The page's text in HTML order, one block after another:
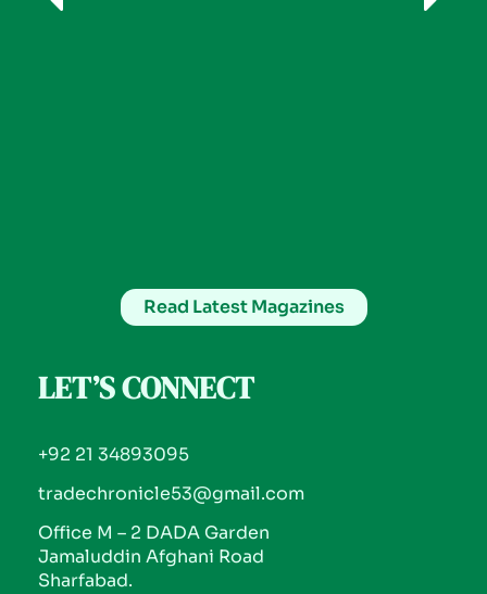
Read Latest Magazines
LET’S CONNECT
+92 21 34893095
tradechronicle53@gmail.com
Office M – 2 DADA Garden
Jamaluddin Afghani Road
Sharfabad.